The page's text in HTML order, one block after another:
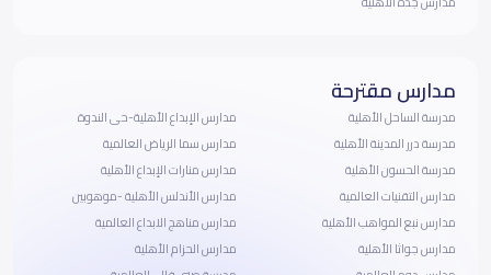
مدارس مقترحة
مدرسة الساحل الأهلية
مدرسة درر المدينة الأهلية
مدرسة الحسون الأهلية
مدارس التقنيات العالمية
مدارس نبع المواهب الأهلية
مدارس جواثا الأهلية
مدارس الإبداع الأهلية-حى الندوة
مدارس سما الرياض العالمية
مدارس منارات الإبداع الأهلية
مدارس الأندلس الأهلية -موهوبين
مدارس مناهج الابداع العالمية
مدارس الحزام الأهلية